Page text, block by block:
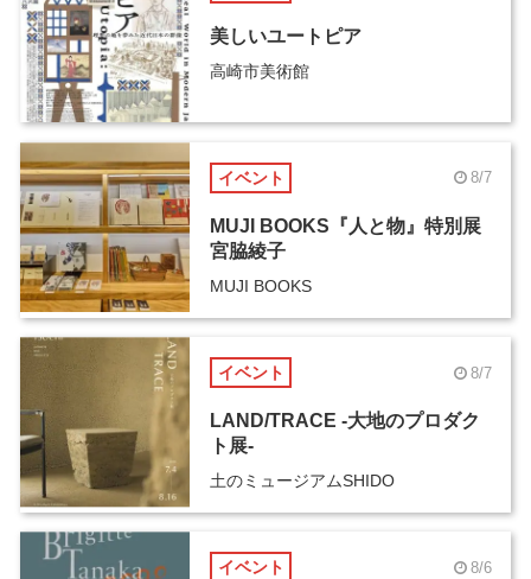
美しいユートピア
高崎市美術館
イベント 8/7
MUJI BOOKS『人と物』特別展
宮脇綾子
MUJI BOOKS
イベント 8/7
LAND/TRACE -大地のプロダク
ト展-
土のミュージアムSHIDO
イベント 8/6